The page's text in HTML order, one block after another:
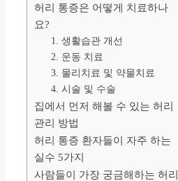
허리 통증은 어떻게 치료하나
요?
1. 생활습관 개선
2. 운동 치료
3. 물리치료 및 약물치료
4. 시술 및 수술
집에서 먼저 해볼 수 있는 허리
관리 방법
허리 통증 환자들이 자주 하는
실수 5가지
사람들이 가장 궁금해하는 허리